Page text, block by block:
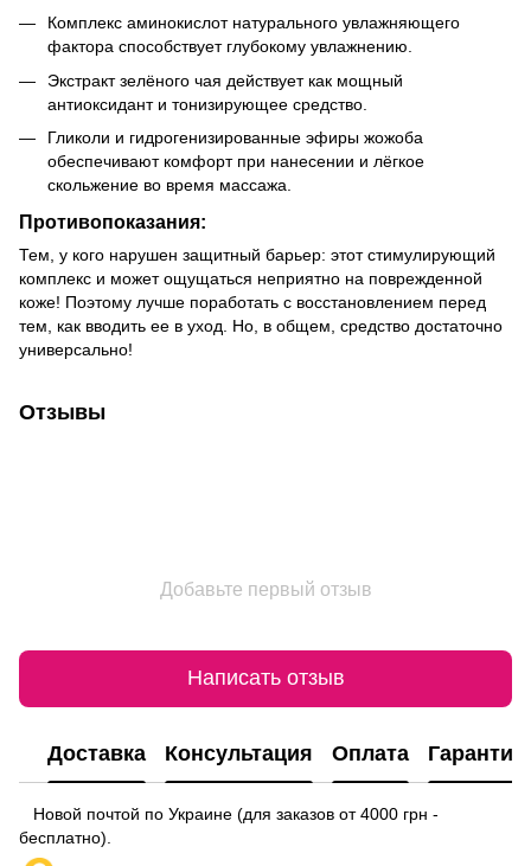
Комплекс аминокислот натурального увлажняющего
фактора способствует глубокому увлажнению.
Экстракт зелёного чая действует как мощный
антиоксидант и тонизирующее средство.
Гликоли и гидрогенизированные эфиры жожоба
обеспечивают комфорт при нанесении и лёгкое
скольжение во время массажа.
Противопоказания:
Тем, у кого нарушен защитный барьер: этот стимулирующий
комплекс и может ощущаться неприятно на поврежденной
коже! Поэтому лучше поработать с восстановлением перед
тем, как вводить ее в уход. Но, в общем, средство достаточно
универсально!
Отзывы
Добавьте первый отзыв
Написать отзыв
Доставка Консультация Оплата Гарантия
Новой почтой по Украине (для заказов от 4000 грн -
бесплатно).